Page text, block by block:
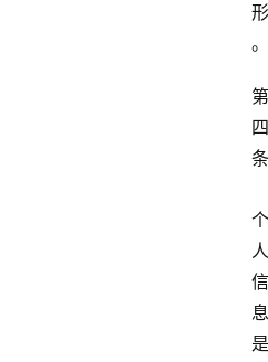
形
。
第
四
条
个
人
信
息
是